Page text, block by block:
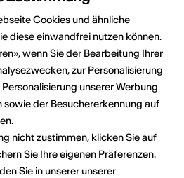
Fondation Sion Violon
Musique
Fondation Sion Violon Musique
Rue du Rawil 47
1950 Sion
Telefon +41 (0)27 323 43 17
E-Mail
Webseite
Cookies und ähnliche
diese einwandfrei nutzen können.
wenn Sie der Bearbeitung Ihrer
zur Personalisierung
unserer Werbung
sowie der Besuchererkennung auf
nicht zustimmen, klicken Sie auf
Sie Ihre eigenen Präferenzen.
Sie in unserer unserer